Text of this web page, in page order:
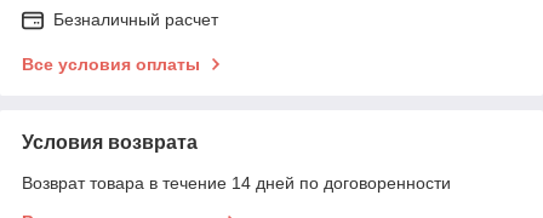
Безналичный расчет
Все условия оплаты
Условия возврата
Возврат товара в течение 14 дней по договоренности